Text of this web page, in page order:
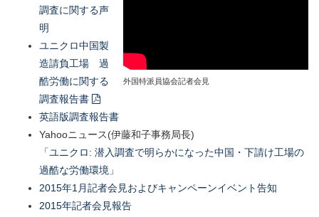
外国特派員協会記者会見
調査に関する声
明
ユニクロ中国製
造請負工場 過
酷労働に関する
調査報告書
英語版調査報告書
Yahooニュース(伊藤和子事務局長)
「ユニクロ: 潜入調査で明らかになった中国・下請け工場の
過酷な労働環境」
2015年1月記者会見およびキャンペーンイベント告知
2015年記者会見報告